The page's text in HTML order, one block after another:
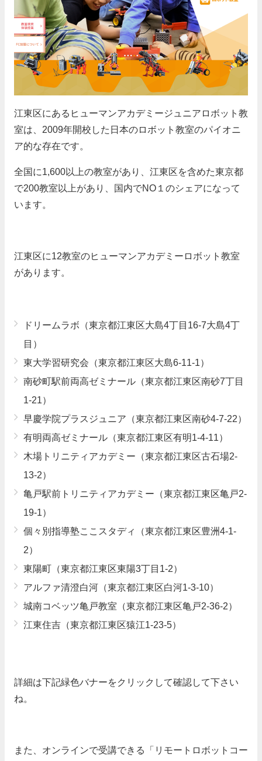
江東区にあるヒューマンアカデミージュニアロボット教
室は、2009年開校した日本のロボット教室のパイオニ
ア的な存在です。
全国に1,600以上の教室があり、江東区を含めた東京都
で200教室以上があり、国内でNO１のシェアになって
います。
江東区に12教室のヒューマンアカデミーロボット教室
があります。
ドリームラボ（東京都江東区大島4丁目16-7大島4丁
目）
東大学習研究会（東京都江東区大島6-11-1）
南砂町駅前両高ゼミナール（東京都江東区南砂7丁目
1-21）
早慶学院プラスジュニア（東京都江東区南砂4-7-22）
有明両高ゼミナール（東京都江東区有明1-4-11）
木場トリニティアカデミー（東京都江東区古石場2-
13-2）
亀戸駅前トリニティアカデミー（東京都江東区亀戸2-
19-1）
個々別指導塾ここスタディ（東京都江東区豊洲4-1-
2）
東陽町（東京都江東区東陽3丁目1-2）
アルファ清澄白河（東京都江東区白河1-3-10）
城南コベッツ亀戸教室（東京都江東区亀戸2-36-2）
江東住吉（東京都江東区猿江1-23-5）
詳細は下記緑色バナーをクリックして確認して下さい
ね。
また、オンラインで受講できる「リモートロボットコー